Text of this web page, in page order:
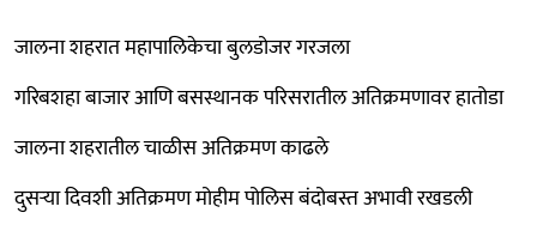
जालना शहरात महापालिकेचा बुलडोजर गरजला
गरिबशहा बाजार आणि बसस्थानक परिसरातील अतिक्रमणावर हातोडा
जालना शहरातील चाळीस अतिक्रमण काढले
दुसऱ्या दिवशी अतिक्रमण मोहीम पोलिस बंदोबस्त अभावी रखडली